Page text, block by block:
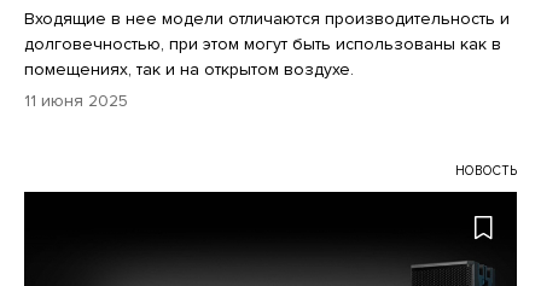
Входящие в нее модели отличаются производительность и
долговечностью, при этом могут быть использованы как в
помещениях, так и на открытом воздухе.
11 июня 2025
НОВОСТЬ